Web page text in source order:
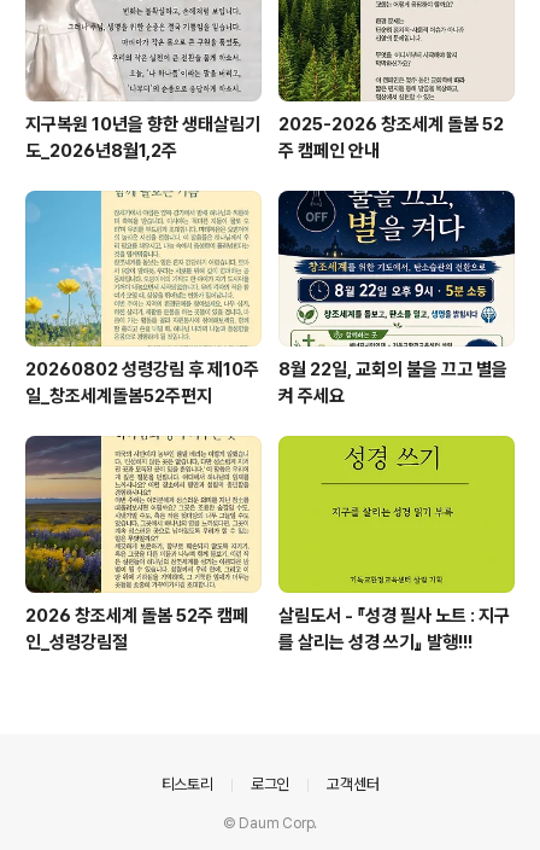
지구복원 10년을 향한 생태살림기
도_2026년8월1,2주
2025-2026 창조세계 돌봄 52
주 캠페인 안내
20260802 성령강림 후 제10주
일_창조세계돌봄52주편지
8월 22일, 교회의 불을 끄고 별을
켜 주세요
2026 창조세계 돌봄 52주 캠페
인_성령강림절
살림도서 - 『성경 필사 노트 : 지구
를 살리는 성경 쓰기』 발행!!!
티스토리 로그인 고객센터
© Daum Corp.